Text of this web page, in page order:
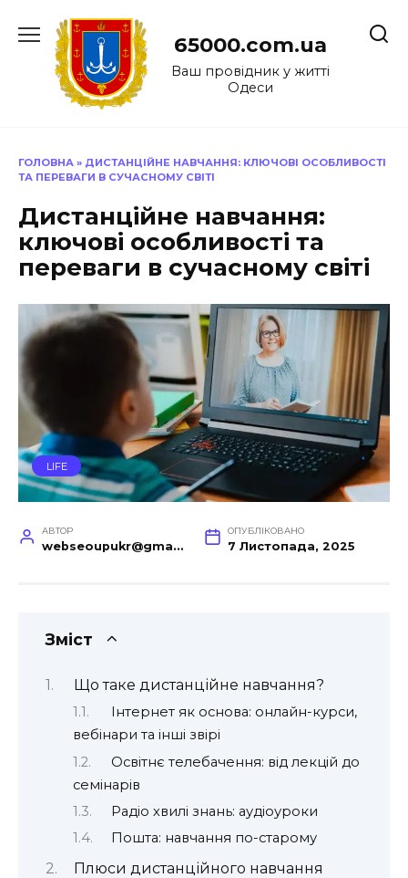
до
65000.com.ua
Ваш провідник у житті
Одеси
ГОЛОВНА » ДИСТАНЦІЙНЕ НАВЧАННЯ: КЛЮЧОВІ ОСОБЛИВОСТІ
ТА ПЕРЕВАГИ В СУЧАСНОМУ СВІТІ
Дистанційне навчання:
ключові особливості та
переваги в сучасному світі
LIFE
АВТОР
webseoupukr@gmail.com
ОПУБЛІКОВАНО
7 Листопада, 2025
Зміст
Що таке дистанційне навчання?
Інтернет як основа: онлайн-курси,
вебінари та інші звірі
Освітнє телебачення: від лекцій до
семінарів
Радіо хвилі знань: аудіоуроки
Пошта: навчання по-старому
Плюси дистанційного навчання